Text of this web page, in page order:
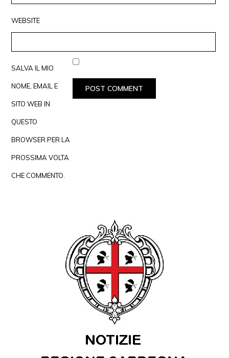
WEBSITE
SALVA IL MIO
NOME, EMAIL E
SITO WEB IN
QUESTO
BROWSER PER LA
PROSSIMA VOLTA
CHE COMMENTO.